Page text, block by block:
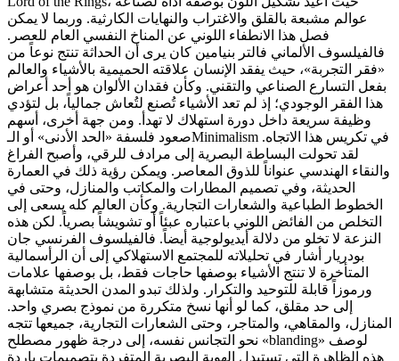
عوالم مشبعة بالقلق والاغتراب والنهايات الكارثية. وربما لا يمكن
فصل هذا الانطفاء اللوني عن المناخ النفسي العام للعصر.
فالفيلسوف الألماني فالتر بنيامين كان يرى أن الحداثة تنتج نوعاً من
«فقر التجربة»، حيث يفقد الإنسان علاقته الحميمية بالأشياء والعالم
بفعل التسارع الصناعي والتقني. وكأن فقدان الألوان هو أحد أعراض
هذا الفقر الوجودي؛ إذ لم تعد الأشياء تُصنع لتُعاش جمالياً، بل لتؤدي
وظيفة سريعة داخل دورة استهلاك لا تهدأ. ومن جهة أخرى، أسهم
صعود فلسفة «الحد الأدنى» أو الـMinimalism في تكريس هذا الاتجاه.
لقد تحولت البساطة البصرية إلى مرادف للرقي، وأصبح الفراغ
والنقاء الهندسي عنواناً للذوق المعاصر. ويمكن رؤية ذلك في العمارة
الحديثة، وفي تصميم المطارات والمكاتب والمنازل، وحتى في
الخطوط الطباعية والشعارات التجارية. وكأن العالم كله يسعى إلى
التخلص من الفائض اللوني باعتباره عبئاً أو تشويشاً بصرياً. لكن هذه
النزعة لا تخلو من دلالة أيديولوجية أيضاً. فالفيلسوف الفرنسي جان
بودريار أشار في تحليلاته للمجتمع الاستهلاكي إلى أن الرأسمالية
المتأخرة لا تنتج الأشياء بوصفها حاجات فقط، بل بوصفها علامات
ورموزاً قابلة للتوحيد والتكرار. ولذلك تبدو المدن الحديثة متشابهة
إلى حد مقلق، كما لو أنها نسخ متكررة من نموذج بصري واحد.
المنازل، والمقاهي، والمتاجر، وحتى الشعارات التجارية، جميعها تتجه
نحو التجانس نفسه، إلى درجة ظهور مصطلح «blanding» لوصف
هذه الظاهرة التي تستبدل الهوية البصرية المتفردة بتصميمات باردة